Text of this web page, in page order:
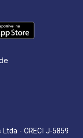
- CRECI J-5859